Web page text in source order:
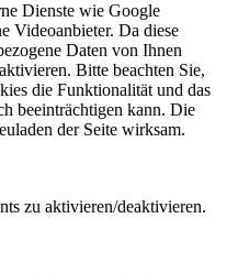
Dienste wie Google
Videoanbieter. Da diese
Daten von Ihnen
Bitte beachten Sie,
die Funktionalität und das
beeinträchtigen kann. Die
der Seite wirksam.
zu aktivieren/deaktivieren.